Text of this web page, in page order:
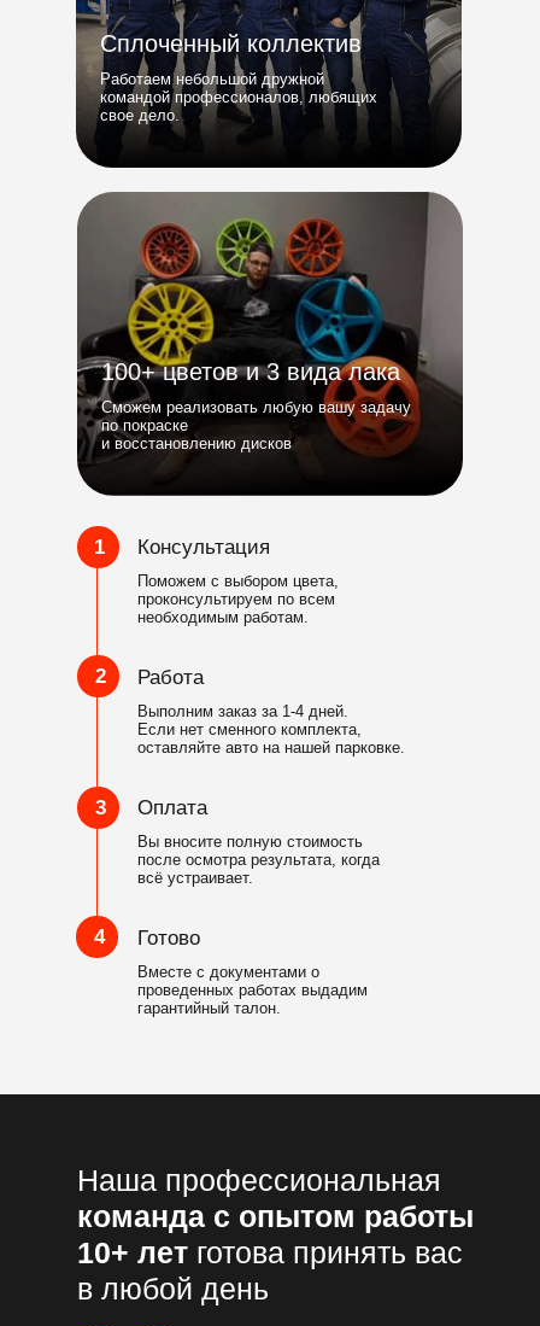
Сплоченный коллектив
Работаем небольшой дружной
командой профессионалов, любящих
свое дело.
100+ цветов и 3 вида лака
Сможем реализовать любую вашу задачу
по покраске
и восстановлению дисков
1
2
3
4
Консультация
Поможем с выбором цвета,
проконсультируем по всем
необходимым работам.
Работа
Выполним заказ за 1-4 дней.
Если нет сменного комплекта,
оставляйте авто на нашей парковке.
Оплата
Вы вносите полную стоимость
после осмотра результата, когда
всё устраивает.
Готово
Вместе с документами о
проведенных работах выдадим
гарантийный талон.
Наша профессиональная
команда с опытом работы
10+ лет готова принять вас
в любой день